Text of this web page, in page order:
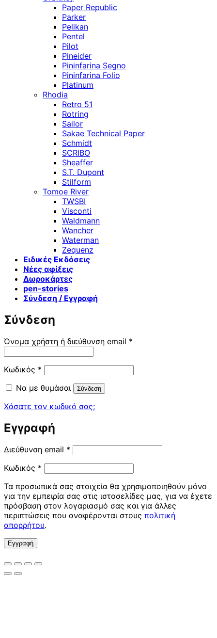
Paper Republic
Parker
Pelikan
Pentel
Pilot
Pineider
Pininfarina Segno
Pininfarina Folio
Platinum
Rhodia
Retro 51
Rotring
Sailor
Sakae Technical Paper
Schmidt
SCRIBO
Sheaffer
S.T. Dupont
Stilform
Tomoe River
TWSBI
Visconti
Waldmann
Wancher
Waterman
Zequenz
Ειδικές Εκδόσεις
Νέες αφίξεις
Δωροκάρτες
pen-stories
Σύνδεση / Εγγραφή
Σύνδεση
Όνομα χρήστη ή διεύθυνση email *
Κωδικός * Απαιτείται
Να με θυμάσαι
Σύνδεση
Χάσατε τον κωδικό σας;
Εγγραφή
Διεύθυνση email * Απαιτείται
Κωδικός * Απαιτείται
Τα προσωπικά σας στοιχεία θα χρησιμοποιηθούν μόνο
για την εμπειρία σας στις ιστοσελίδες μας, για να έχετε
πρόσβαση στον λογαριασμό σας και για άλλες
περιπτώσεις που αναφέρονται στους πολιτική
απορρήτου.
Εγγραφή